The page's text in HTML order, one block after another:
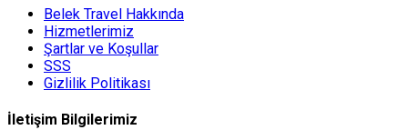
Belek Travel Hakkında
Hizmetlerimiz
Şartlar ve Koşullar
SSS
Gizlilik Politikası
İletişim Bilgilerimiz